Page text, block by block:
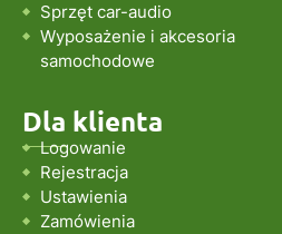
Sprzęt car-audio
Wyposażenie i akcesoria
samochodowe
Dla klienta
Logowanie
Rejestracja
Ustawienia
Zamówienia